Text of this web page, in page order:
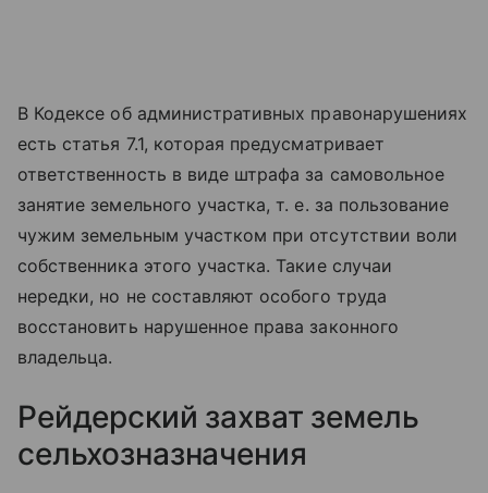
В Кодексе об административных правонарушениях
есть статья 7.1, которая предусматривает
ответственность в виде штрафа за самовольное
занятие земельного участка, т. е. за пользование
чужим земельным участком при отсутствии воли
собственника этого участка. Такие случаи
нередки, но не составляют особого труда
восстановить нарушенное права законного
владельца.
Рейдерский захват земель
сельхозназначения